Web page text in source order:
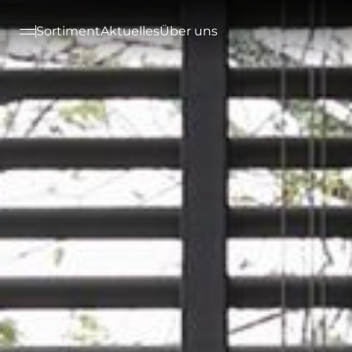
SortimentAktuellesÜber uns